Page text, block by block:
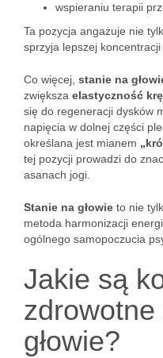
wspieraniu terapii
Ta pozycja angażuje nie
sprzyja lepszej
Co więcej, stanie na
zwiększa elastyczność
się do regeneracji dysków
napięcia w dolnej części
określana jest mianem
tej pozycji prowadzi do
asanach jogi.
Stanie na głowie to nie
metoda harmonizacji
ogólnego samopoczucia
Jakie są
głowie?